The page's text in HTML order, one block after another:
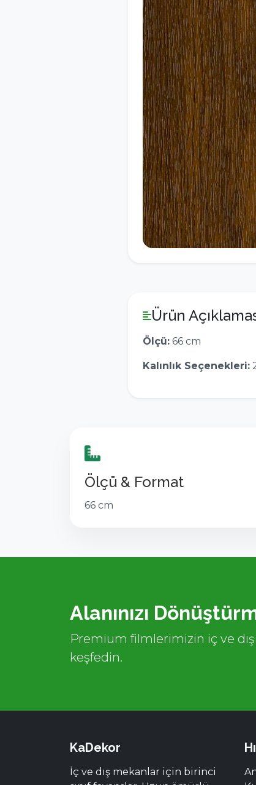
Ürün
Ölçü: 66 cm
Kalınlık Seçenekleri:
Ölçü & Format
66 cm
Alanınızı
Premium filmlerimizin iç ve
keşfedin.
KaDekor
İç ve dış mekanlar için birinci